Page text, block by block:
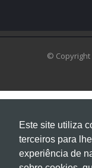
Este site utiliza
terceiros para
experiência de
© Copyright